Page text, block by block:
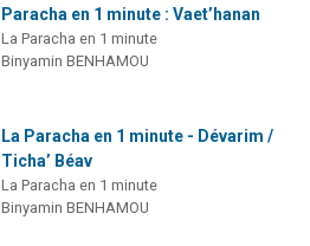
Paracha en 1 minute : Vaet’hanan
La Paracha en 1 minute
Binyamin BENHAMOU
La Paracha en 1 minute - Dévarim /
Ticha’ Béav
La Paracha en 1 minute
Binyamin BENHAMOU